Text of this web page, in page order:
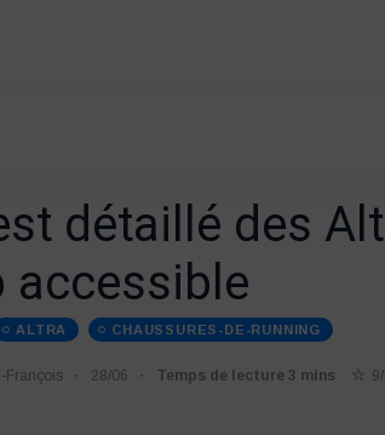
détaillé des
accessible
ALTRA CHAUSSURES-DE-RUNNING
François 28/06 Temps de lecture 3 mins